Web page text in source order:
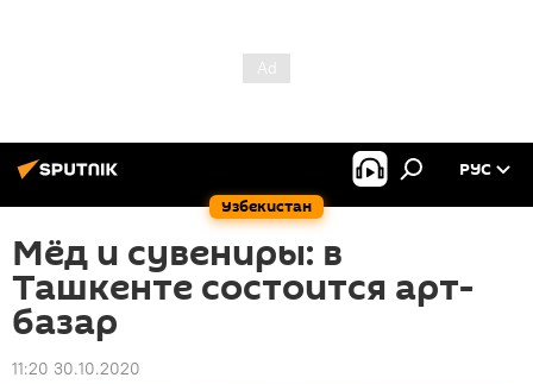
Узбекистан
РУС
Мёд и сувениры: в
Ташкенте состоится арт-
базар
11:20 30.10.2020